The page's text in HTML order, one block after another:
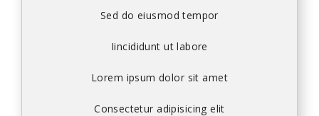
Sed do eiusmod tempor
Iincididunt ut labore
Lorem ipsum dolor sit amet
Consectetur adipisicing elit